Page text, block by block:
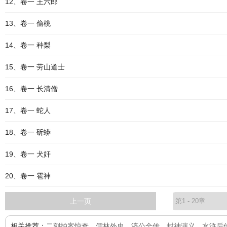
13、卷一 偷桃
14、卷一 种梨
15、卷一 劳山道士
16、卷一 长清僧
17、卷一 蛇人
18、卷一 斫蟒
19、卷一 犬奸
20、卷一 雹神
上一页